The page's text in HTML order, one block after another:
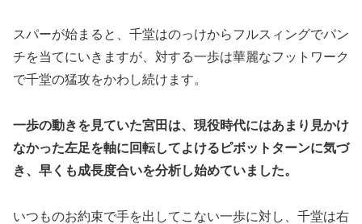
スパーが始まると、千堂はのっけからフルスィングでパン
チを当てにいきますが、対する一歩は華麗なフットワーク
で千堂の猛攻をかわし続けます。
一歩の動きを見ていた宮田は、現役時代にはあまり見かけ
なかった左足を軸に回転してよけるピボットターンに気づ
き、早くも成長度合いを分析し始めていました。
いつものお約束で手を出してこない一歩に対し、千堂は右